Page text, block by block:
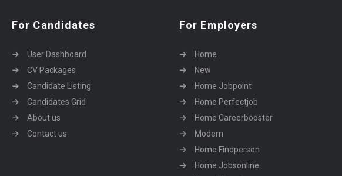
For Candidates
User Dashboard
CV Packages
Candidate Listing
Candidates Grid
About us
Contact us
For Employers
Home
New
Home Jobpoint
Home Perfectjob
Home Careerbooster
Modern
Home Findperson
Home Jobsonline